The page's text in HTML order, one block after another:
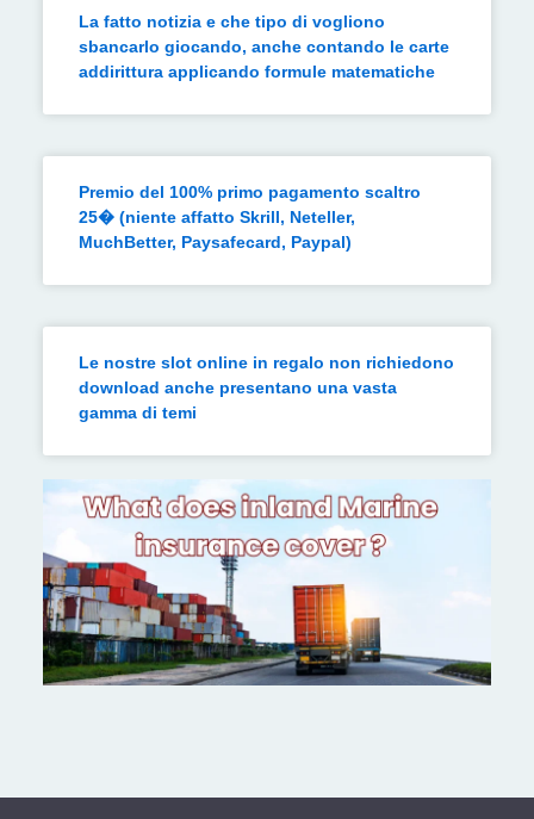
La fatto notizia e che tipo di vogliono
sbancarlo giocando, anche contando le carte
addirittura applicando formule matematiche
Premio del 100% primo pagamento scaltro
25� (niente affatto Skrill, Neteller,
MuchBetter, Paysafecard, Paypal)
Le nostre slot online in regalo non richiedono
download anche presentano una vasta
gamma di temi